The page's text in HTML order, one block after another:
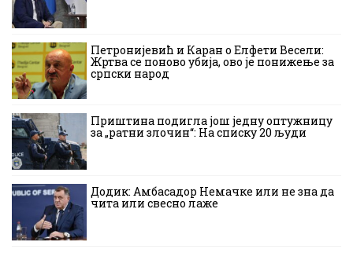
Петронијевић и Каран о Елфети Весели:
Жртва се поново убија, ово је понижење за
српски народ
Приштина подигла још једну оптужницу
за „ратни злочин“: На списку 20 људи
Додик: Амбасадор Немачке или не зна да
чита или свесно лаже